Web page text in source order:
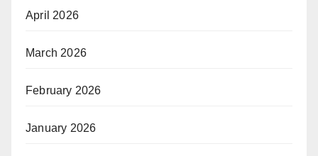
April 2026
March 2026
February 2026
January 2026